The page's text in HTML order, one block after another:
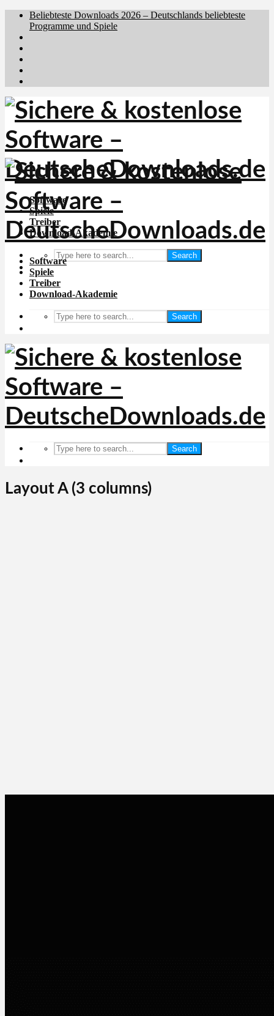
Beliebteste Downloads 2026 – Deutschlands beliebteste
Programme und Spiele
Software
Spiele
Treiber
Download-Akademie
Search
Software
Spiele
Treiber
Download-Akademie
Search
Search
Layout A (3 columns)